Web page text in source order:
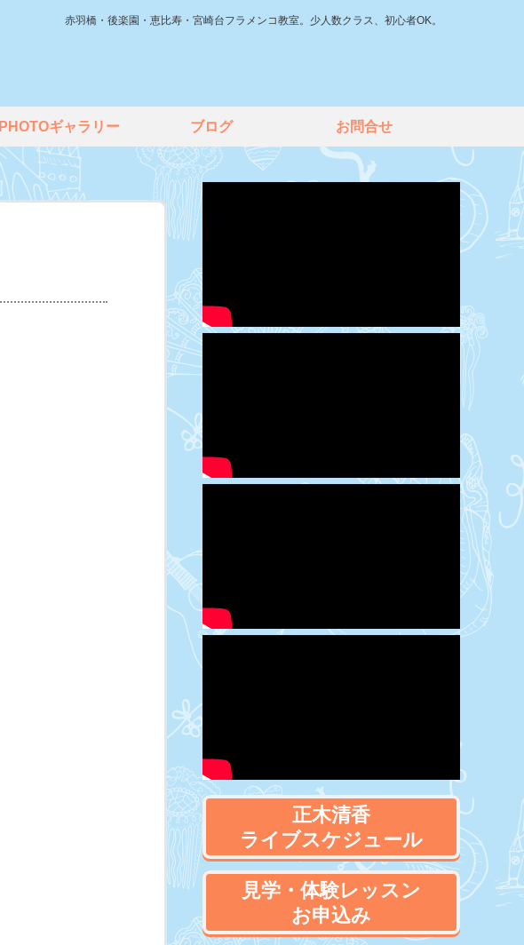
赤羽橋・後楽園・恵比寿・宮崎台フラメンコ教室。少人数クラス、初心者OK。
PHOTOギャラリー ブログ お問合せ
正木清香
ライブスケジュール
見学・体験レッスン
お申込み